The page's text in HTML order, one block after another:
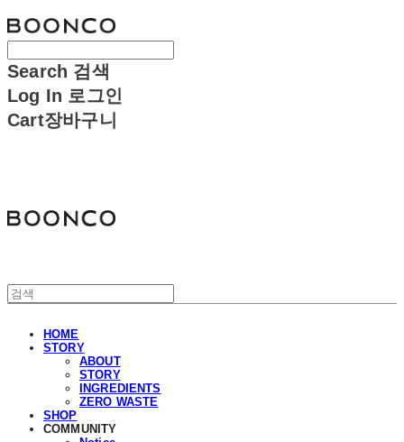
Search 검색
Log In 로그인
Cart장바구니
HOME
STORY
ABOUT
STORY
INGREDIENTS
ZERO WASTE
SHOP
COMMUNITY